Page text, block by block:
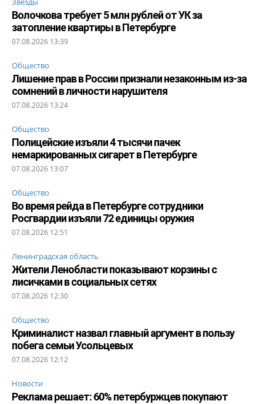
Волочкова требует 5 млн рублей от УК за
затопление квартиры в Петербурге
07.08.2026 13:39
Общество
Лишение прав в России признали незаконным из-за
сомнений в личности нарушителя
07.08.2026 13:24
Общество
Полицейские изъяли 4 тысячи пачек
немаркированных сигарет в Петербурге
07.08.2026 13:07
Общество
Во время рейда в Петербурге сотрудники
Росгвардии изъяли 72 единицы оружия
07.08.2026 12:51
Ленинградская область
Жители Ленобласти показывают корзины с
лисичками в социальных сетях
07.08.2026 12:30
Общество
Криминалист назвал главный аргумент в пользу
побега семьи Усольцевых
07.08.2026 12:12
Новости
Реклама решает: 60% петербуржцев покупают